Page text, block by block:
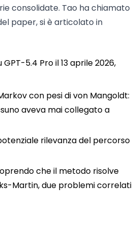
consolidate. Tao ha chiamato
paper, si è articolato in
5.4 Pro il 13 aprile 2026,
con pesi di von Mangoldt:
aveva mai collegato a
rilevanza del percorso
che il metodo risolve
Martin, due problemi correlati